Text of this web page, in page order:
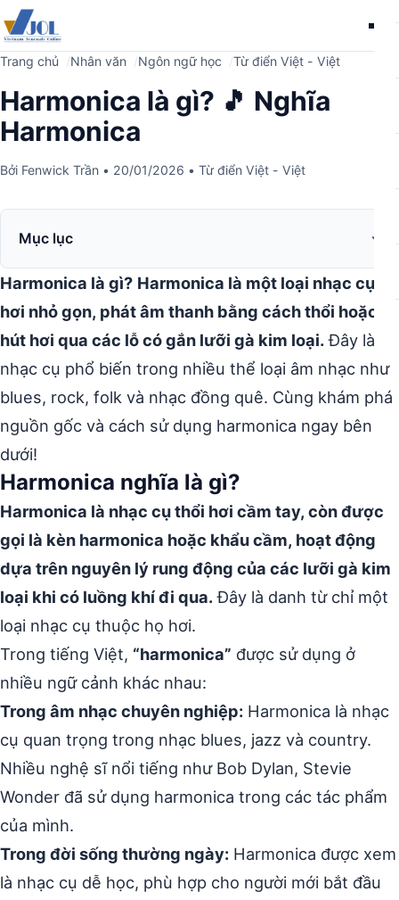
Trang chủ Nhân văn Ngôn ngữ học Từ điển Việt - Việt
Harmonica là gì? 🎵 Nghĩa
Harmonica
Bởi Fenwick Trần • 20/01/2026 • Từ điển Việt - Việt
Mục lục
Harmonica là gì? Harmonica là một loại nhạc cụ
hơi nhỏ gọn, phát âm thanh bằng cách thổi hoặc
hút hơi qua các lỗ có gắn lưỡi gà kim loại.Đây là
nhạc cụ phổ biến trong nhiều thể loại âm nhạc như
blues, rock, folk và nhạc đồng quê. Cùng khám phá
nguồn gốc và cách sử dụng harmonica ngay bên
dưới!
Harmonica nghĩa là gì?
Harmonica là nhạc cụ thổi hơi cầm tay, còn được
gọi là kèn harmonica hoặc khẩu cầm, hoạt động
dựa trên nguyên lý rung động của các lưỡi gà kim
loại khi có luồng khí đi qua.Đây là danh từ chỉ một
loại nhạc cụ thuộc họ hơi.
Trong tiếng Việt, “harmonica” được sử dụng ở
nhiều ngữ cảnh khác nhau:
Trong âm nhạc chuyên nghiệp: Harmonica là nhạc
cụ quan trọng trong nhạc blues, jazz và country.
Nhiều nghệ sĩ nổi tiếng như Bob Dylan, Stevie
Wonder đã sử dụng harmonica trong các tác phẩm
của mình.
Trong đời sống thường ngày: Harmonica được xem
là nhạc cụ dễ học, phù hợp cho người mới bắt đầu